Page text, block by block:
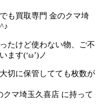
も買取専門 金のクマ埼
たけど使わない物、ご不
ます(‘ω’)ノ
切に保管してても枚数が
マ埼玉久喜店 に持って